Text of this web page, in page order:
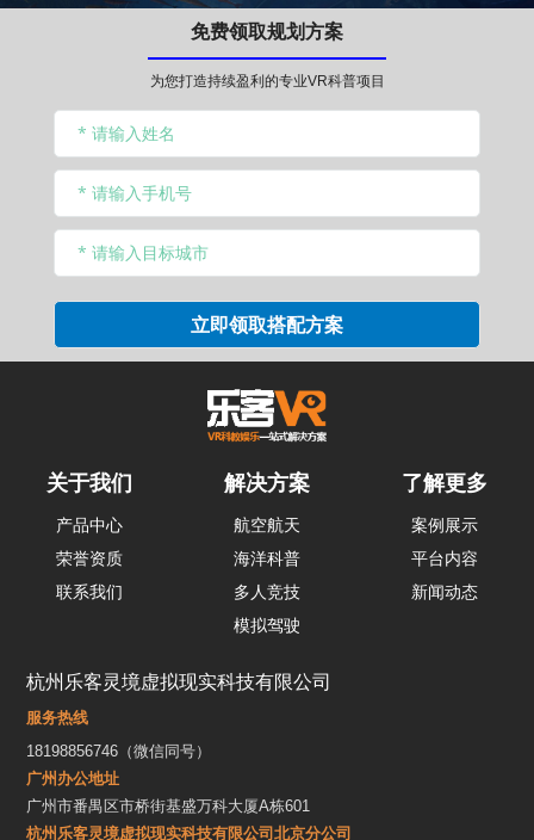
免费领取规划方案
为您打造持续盈利的专业VR科普项目
关于我们
产品中心
荣誉资质
联系我们
解决方案
航空航天
海洋科普
多人竞技
模拟驾驶
了解更多
案例展示
平台内容
新闻动态
杭州乐客灵境虚拟现实科技有限公司
服务热线
18198856746（微信同号）
广州办公地址
广州市番禺区市桥街基盛万科大厦A栋601
杭州乐客灵境虚拟现实科技有限公司北京分公司